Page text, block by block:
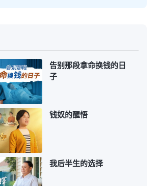
告别那段拿命换钱的日
子
钱奴的醒悟
我后半生的选择